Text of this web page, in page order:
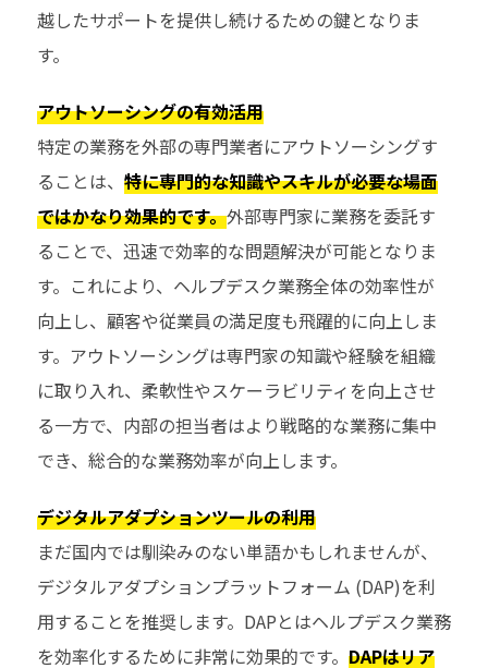
越したサポートを提供し続けるための鍵となりま
す。
アウトソーシングの有効活用
特定の業務を外部の専門業者にアウトソーシングす
ることは、 特に専門的な知識やスキルが必要な場面
ではかなり効果的です。外部専門家に業務を委託す
ることで、迅速で効率的な問題解決が可能となりま
す。これにより、ヘルプデスク業務全体の効率性が
向上し、顧客や従業員の満足度も飛躍的に向上しま
す。アウトソーシングは専門家の知識や経験を組織
に取り入れ、柔軟性やスケーラビリティを向上させ
る一方で、内部の担当者はより戦略的な業務に集中
でき、総合的な業務効率が向上します。
デジタルアダプションツールの利用
まだ国内では馴染みのない単語かもしれませんが、
デジタルアダプションプラットフォーム (DAP)を利
用することを推奨します。DAPとはヘルプデスク業務
を効率化するために非常に効果的です。 DAPはリア